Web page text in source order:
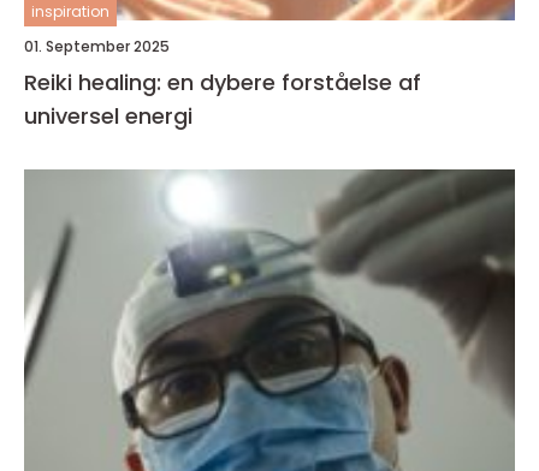
inspiration
01. September 2025
Reiki healing: en dybere forståelse af
universel energi